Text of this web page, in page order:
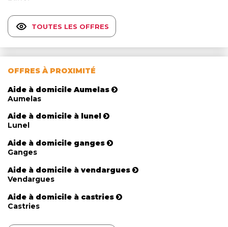
TOUTES LES OFFRES
OFFRES À PROXIMITÉ
Aide à domicile Aumelas
Aumelas
Aide à domicile à lunel
Lunel
Aide à domicile ganges
Ganges
Aide à domicile à vendargues
Vendargues
Aide à domicile à castries
Castries